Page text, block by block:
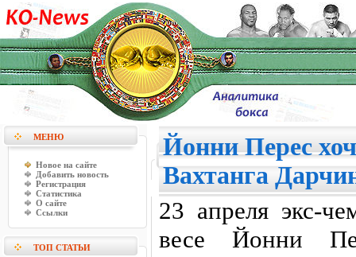
МЕНЮ
Новое на сайте
Добавить новость
Регистрация
Статистика
О сайте
Ссылки
ТОП СТАТЬИ
Йонни Перес
Вахтанга
23 апреля экс-
весе Йонни